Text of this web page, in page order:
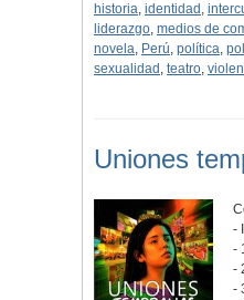
historia, identidad ,
liderazgo, medios de
novela, Perú, política,
sexualidad , teatro,
Uniones
-
-
-
-